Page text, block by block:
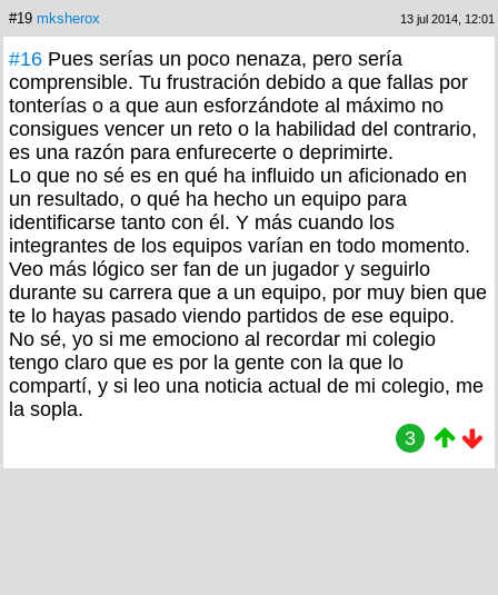
#19 mksherox 13 jul 2014, 12:01
#16 Pues serías un poco nenaza, pero sería
comprensible. Tu frustración debido a que fallas por
tonterías o a que aun esforzándote al máximo no
consigues vencer un reto o la habilidad del contrario,
es una razón para enfurecerte o deprimirte.
Lo que no sé es en qué ha influido un aficionado en
un resultado, o qué ha hecho un equipo para
identificarse tanto con él. Y más cuando los
integrantes de los equipos varían en todo momento.
Veo más lógico ser fan de un jugador y seguirlo
durante su carrera que a un equipo, por muy bien que
te lo hayas pasado viendo partidos de ese equipo.
No sé, yo si me emociono al recordar mi colegio
tengo claro que es por la gente con la que lo
compartí, y si leo una noticia actual de mi colegio, me
la sopla.
3